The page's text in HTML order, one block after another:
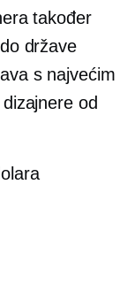
također
države
s najvećim
od